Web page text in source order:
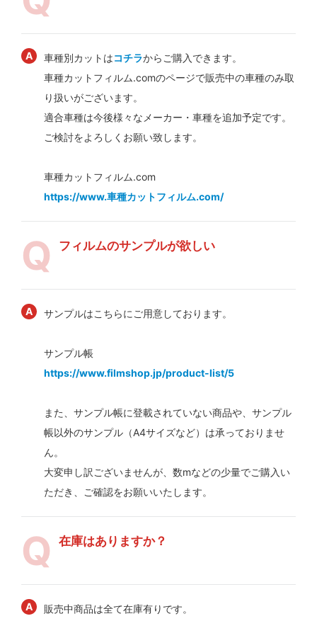
車種別カットはコチラからご購入できます。
車種カットフィルム.comのページで販売中の車種のみ取
り扱いがございます。
適合車種は今後様々なメーカー・車種を追加予定です。
ご検討をよろしくお願い致します。
車種カットフィルム.com
https://www.車種カットフィルム.com/
フィルムのサンプルが欲しい
サンプルはこちらにご用意しております。
サンプル帳
https://www.filmshop.jp/product-list/5
また、サンプル帳に登載されていない商品や、サンプル
帳以外のサンプル（A4サイズなど）は承っておりませ
ん。
大変申し訳ございませんが、数mなどの少量でご購入い
ただき、ご確認をお願いいたします。
在庫はありますか？
販売中商品は全て在庫有りです。